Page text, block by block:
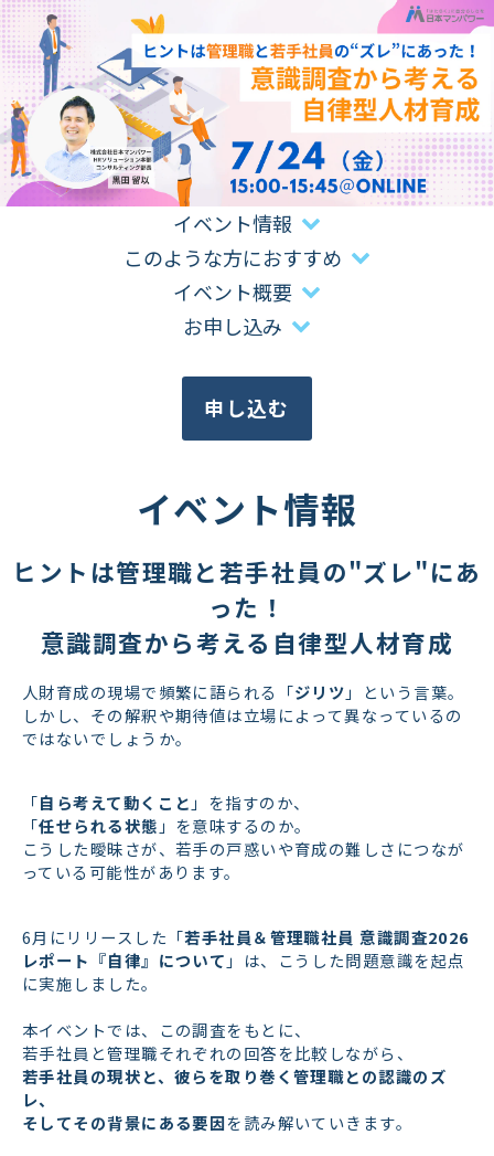
イベント情報
このような方におすすめ
イベント概要
お申し込み
申し込む
イベント情報
ヒントは管理職と若手社員の"ズレ"にあ
った！
意識調査から考える自律型人材育成
人財育成の現場で頻繁に語られる「ジリツ 」という言葉。
しかし、その解釈や期待値は立場によって異なっているの
ではないでしょうか。
「自ら考えて動くこと 」を指すのか、
「任せられる状態 」を意味するのか。
こうした曖昧さが、若手の戸惑いや育成の難しさにつなが
っている可能性があります。
6月にリリースした「若手社員＆管理職社員 意識調査2026
レポート『自律』について 」は、こうした問題意識を起点
に実施しました。
本イベントでは、この調査をもとに、
若手社員と管理職それぞれの回答を比較しながら、
若手社員の現状と、彼らを取り巻く管理職との認識のズ
レ、
そしてその背景にある要因を読み解いていきます。